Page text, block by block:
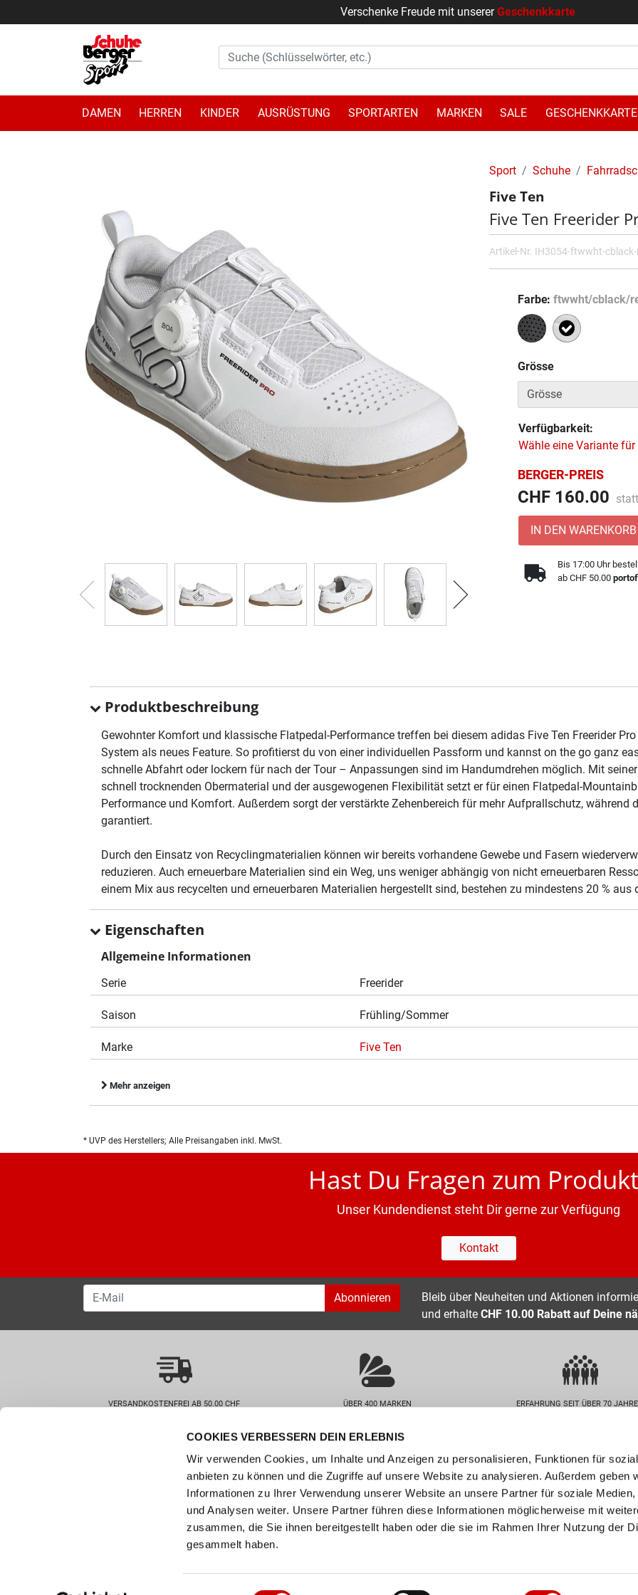
COOKIES VERBESSERN DEIN ERLEBNIS
Wir verwenden Cookies, um Inhalte und Anzeigen zu personalisieren, Funktionen für
anbieten zu können und die Zugriffe auf unsere Website zu analysieren. Außerdem geben
Informationen zu Ihrer Verwendung unserer Website an unsere Partner für soziale Medien,
und Analysen weiter. Unsere Partner führen diese Informationen möglicherweise mit
zusammen, die Sie ihnen bereitgestellt haben oder die sie im Rahmen Ihrer Nutzung der
gesammelt haben.
Einwilligungsauswahl
Verschenke Freude mit unsererGeschenkkarte
DAMEN HERREN KINDER AUSRÜSTUNG SPORTARTEN MARKEN SALE GESCHENKKARTE
Sport Schuhe
Five Ten
Five Ten Freerider
Artikel-Nr. IH3054-ftwwht-
Farbe ftwwht/cblack/
Grösse
Verfügbarkeit:
Wähle eine Variante
BERGER-PREIS
CHF 160.00
IN DEN WARENKORB
Bis 17:00 Uhr
ab CHF 50.00
Produktbeschreibung
Gewohnter Komfort und klassische Flatpedal-Performance treffen bei diesem adidas Five Ten Freerider
System als neues Feature. So profitierst du von einer individuellen Passform und kannst on the go ganz
schnelle Abfahrt oder lockern für nach der Tour – Anpassungen sind im Handumdrehen möglich. Mit
schnell trocknenden Obermaterial und der ausgewogenen Flexibilität setzt er für einen Flatpedal-
Performance und Komfort. Außerdem sorgt der verstärkte Zehenbereich für mehr Aufprallschutz,
garantiert.
Durch den Einsatz von Recyclingmaterialien können wir bereits vorhandene Gewebe und Fasern
reduzieren. Auch erneuerbare Materialien sind ein Weg, uns weniger abhängig von nicht erneuerbaren
einem Mix aus recycelten und erneuerbaren Materialien hergestellt sind, bestehen zu mindestens 20 % aus
Eigenschaften
Allgemeine Informationen
Serie Freerider
Saison Frühling/Sommer
Marke Five Ten
Mehr anzeigen
* UVP des Herstellers; Alle Preisangaben inkl. MwSt.
Hast Du Fragen zum
Unser Kundendienst steht Dir gerne zur Verfügung
Kontakt
Abonnieren
Bleib über Neuheiten und Aktionen
und erhalte CHF 10.00 Rabatt auf Deine
VERSANDKOSTENFREI AB 50.00 CHF ÜBER 400 MARKEN ERFAHRUNG SEIT ÜBER 70
Wie können wir helfen? Kundenservice
Hilfe & FAQs
Zahlarten
Retouren
Newsletter
Standorte
Über uns
Events